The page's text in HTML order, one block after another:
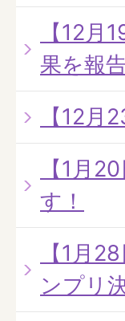
【12
果を報
【12
【1月
す！
【1月
ンプリ